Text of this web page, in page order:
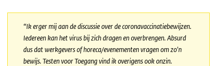
“Ik erger mij aan de discussie over de coronavaccinatiebewijzen.
Iedereen kan het virus bij zich dragen en overbrengen. Absurd
dus dat werkgevers of horeca/evenementen vragen om zo'n
bewijs. Testen voor Toegang vind ik overigens ook onzin.